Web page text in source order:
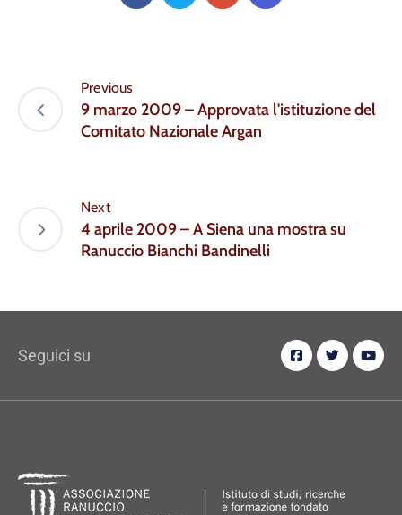
Previous
9 marzo 2009 – Approvata l'istituzione del
Comitato Nazionale Argan
Next
4 aprile 2009 – A Siena una mostra su
Ranuccio Bianchi Bandinelli
Seguici su